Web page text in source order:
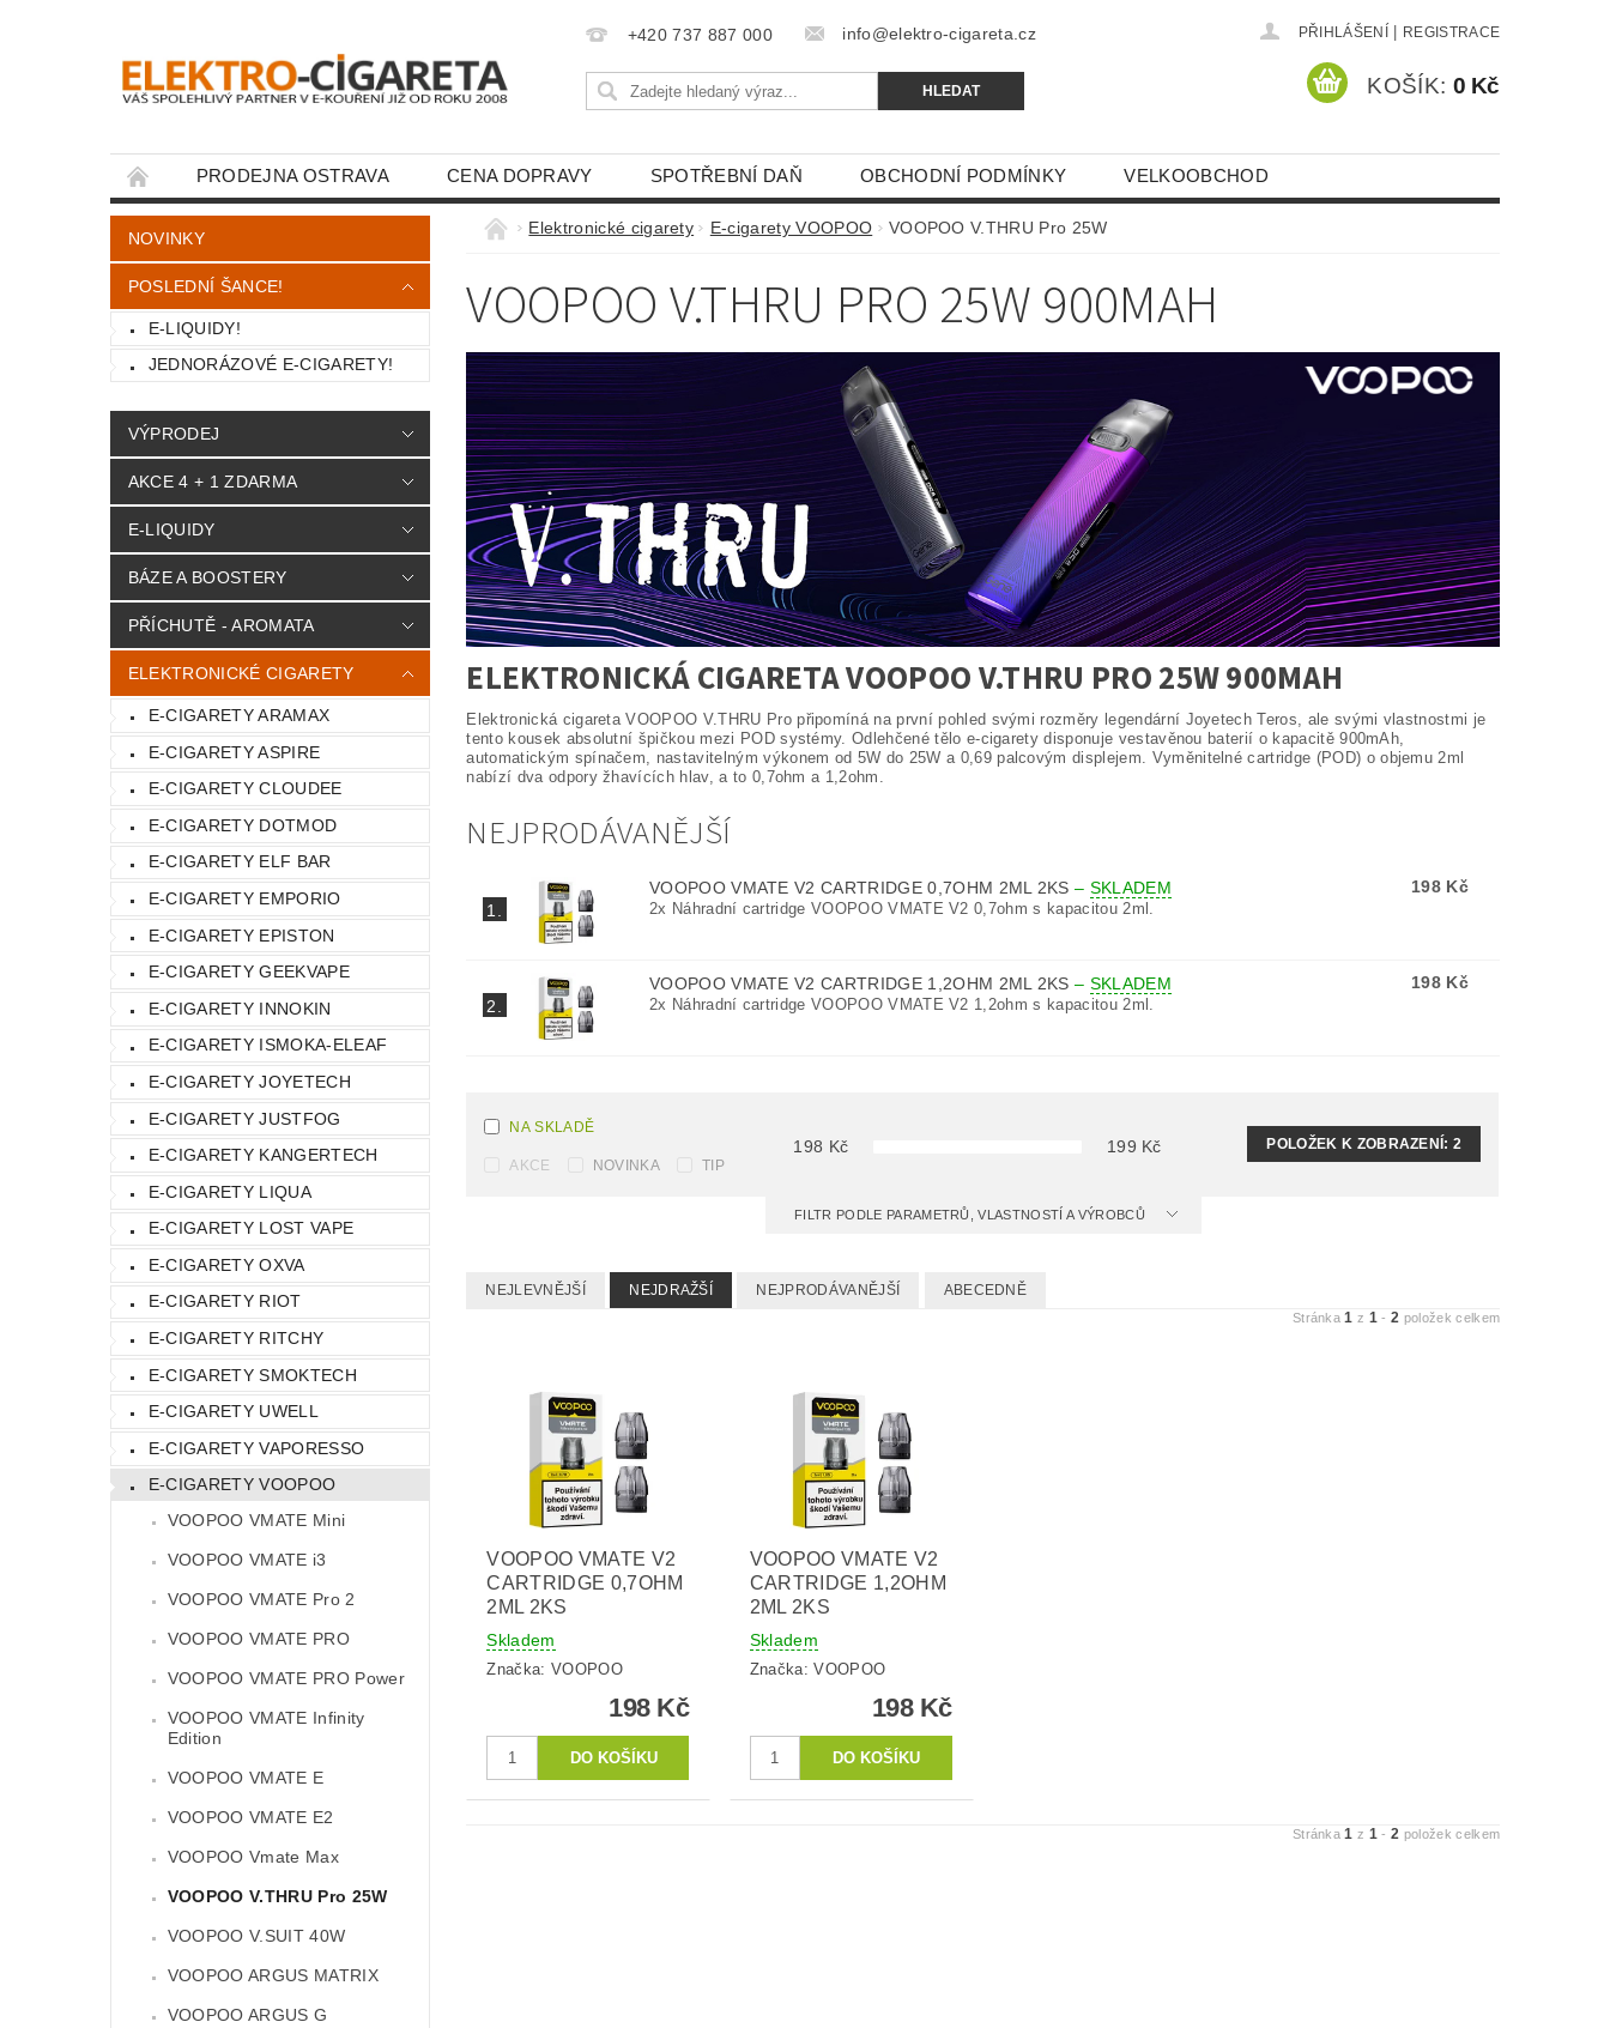
+420 737 887 000 info@elektro-cigareta.cz PŘIHLÁŠENÍ REGISTRACE
KOŠÍK: 0 Kč
PRODEJNA OSTRAVA CENA DOPRAVY SPOTŘEBNÍ DAŇ OBCHODNÍ PODMÍNKY VELKOOBCHOD
KONTAKTY
NOVINKY
POSLEDNÍ ŠANCE!
E-LIQUIDY!
JEDNORÁZOVÉ E-CIGARETY!
VÝPRODEJ
AKCE 4 + 1 ZDARMA
E-LIQUIDY
BÁZE A BOOSTERY
PŘÍCHUTĚ - AROMATA
ELEKTRONICKÉ CIGARETY
E-CIGARETY ARAMAX
E-CIGARETY ASPIRE
E-CIGARETY CLOUDEE
E-CIGARETY DOTMOD
E-CIGARETY ELF BAR
E-CIGARETY EMPORIO
E-CIGARETY EPISTON
E-CIGARETY GEEKVAPE
E-CIGARETY INNOKIN
E-CIGARETY ISMOKA-ELEAF
E-CIGARETY JOYETECH
E-CIGARETY JUSTFOG
E-CIGARETY KANGERTECH
E-CIGARETY LIQUA
E-CIGARETY LOST VAPE
E-CIGARETY OXVA
E-CIGARETY RIOT
E-CIGARETY RITCHY
E-CIGARETY SMOKTECH
E-CIGARETY UWELL
E-CIGARETY VAPORESSO
E-CIGARETY VOOPOO
VOOPOO VMATE Mini
VOOPOO VMATE i3
VOOPOO VMATE Pro 2
VOOPOO VMATE PRO
VOOPOO VMATE PRO Power
VOOPOO VMATE Infinity
Edition
VOOPOO VMATE E
VOOPOO VMATE E2
VOOPOO Vmate Max
VOOPOO V.THRU Pro 25W
VOOPOO V.SUIT 40W
VOOPOO ARGUS MATRIX
VOOPOO ARGUS G
Elektronické cigarety E-cigarety VOOPOO VOOPOO V.THRU Pro 25W
VOOPOO V.THRU PRO 25W 900MAH
ELEKTRONICKÁ CIGARETA VOOPOO V.THRU PRO 25W 900MAH
Elektronická cigareta VOOPOO V.THRU Pro připomíná na první pohled svými rozměry legendární Joyetech Teros, ale svými vlastnostmi je
tento kousek absolutní špičkou mezi POD systémy. Odlehčené tělo e-cigarety disponuje vestavěnou baterií o kapacitě 900mAh,
automatickým spínačem, nastavitelným výkonem od 5W do 25W a 0,69 palcovým displejem. Vyměnitelné cartridge (POD) o objemu 2ml
nabízí dva odpory žhavících hlav, a to 0,7ohm a 1,2ohm.
NEJPRODÁVANĚJŠÍ
1.
VOOPOO VMATE V2 CARTRIDGE 0,7OHM 2ML 2KS– SKLADEM
2x Náhradní cartridge VOOPOO VMATE V2 0,7ohm s kapacitou 2ml.
198 Kč
2.
VOOPOO VMATE V2 CARTRIDGE 1,2OHM 2ML 2KS– SKLADEM
2x Náhradní cartridge VOOPOO VMATE V2 1,2ohm s kapacitou 2ml.
198 Kč
NA SKLADĚ
AKCE NOVINKA TIP
198 Kč 199 Kč POLOŽEK K ZOBRAZENÍ:2
FILTR PODLE PARAMETRŮ, VLASTNOSTÍ A VÝROBCŮ
NEJLEVNĚJŠÍ NEJDRAŽŠÍ NEJPRODÁVANĚJŠÍ ABECEDNĚ
Stránka1 z 1 -2 položek celkem
VOOPOO VMATE V2
CARTRIDGE 0,7OHM
2ML 2KS
Skladem
Značka: VOOPOO
198 Kč
VOOPOO VMATE V2
CARTRIDGE 1,2OHM
2ML 2KS
Skladem
Značka:VOOPOO
198 Kč
Stránka1 z 1 -2 položek celkem